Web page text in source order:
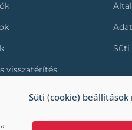
Süti (cookie) beállítások
visszatérítés
Süti